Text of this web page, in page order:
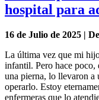
hospital para
16 de Julio de 2025 |
La última vez que mi
infantil. Pero hace poco,
una pierna, lo llevaron a
operarlo. Estoy
enfermeras que lo